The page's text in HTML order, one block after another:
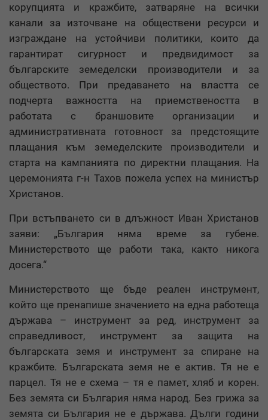
корупцията и кражбите, затваряне на всички
канали за източване на обществени ресурси и
изграждане на устойчиви политики, които да
гарантират сигурност и предвидимост за
българските земеделски производители и за
обществото. При предаването на властта се
подчерта важността на приемствеността в
работата с браншовите организации и
административната готовност за предстоящите
плащания към земеделските производители и
старта на кампанията по директни плащания. На
церемонията г-н Тахов пожела успех на министър
Христанов.
При встъпването си в длъжност Иван Христанов
заяви: „България няма време за губене.
Министерството ще работи така, както никога
досега.“
Министерството ще бъде реален инструмент,
който ще пренапише значението на една работеща
държава – инструмент за ред, инструмент за
справедливост, инструмент за защита на
българската земя и инструмент за спиране на
кражбите. Българската земя не е актив. Тя не е
парцел. Тя не е схема – тя е памет, хляб и корен.
Без земята си България няма народ. Без грижа за
земята си България не е държава. Дълги години